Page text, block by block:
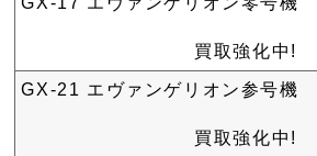
買取強化中!
GX-21 エヴァンゲリオン参号機
買取強化中!